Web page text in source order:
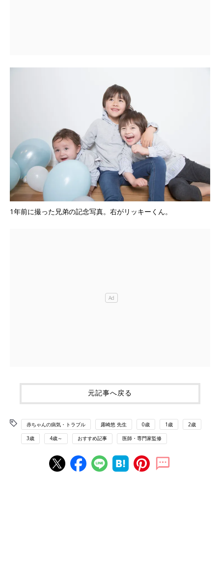
1年前に撮った兄弟の記念写真。右がリッキーくん。
元記事へ戻る
赤ちゃんの病気・トラブル 露崎悠 先生 0歳 1歳 2歳
3歳 4歳～ おすすめ記事 医師・専門家監修